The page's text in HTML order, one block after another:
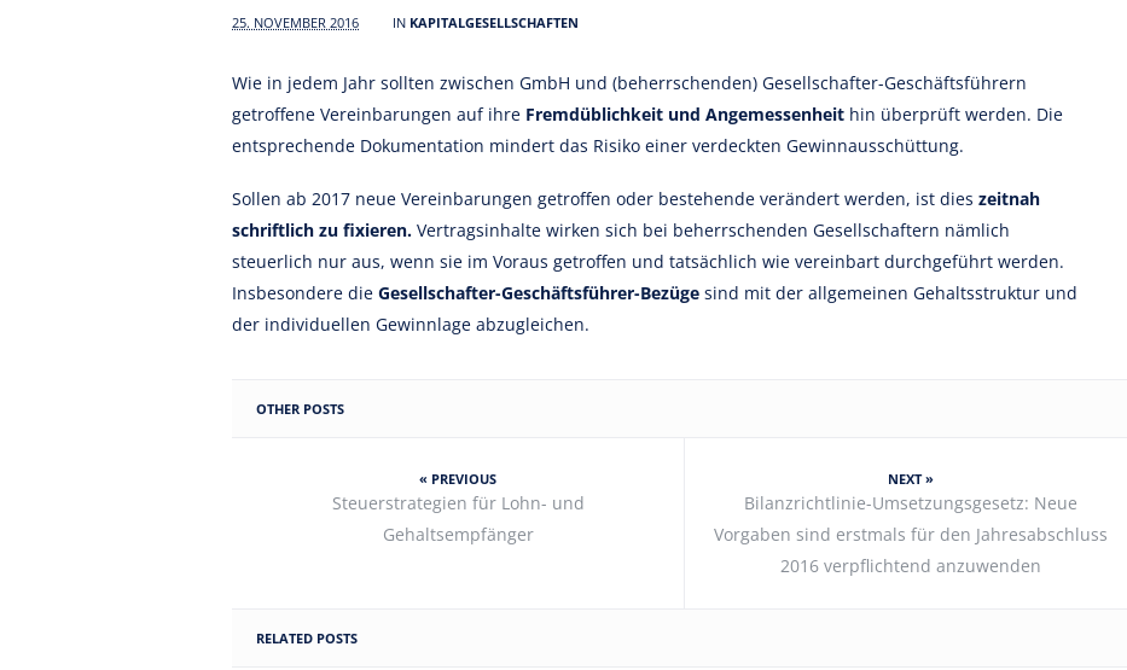
25. NOVEMBER 2016 IN KAPITALGESELLSCHAFTEN
Wie in jedem Jahr sollten zwischen GmbH und (beherrschenden) Gesellschafter-Geschäftsführern
getroffene Vereinbarungen auf ihre Fremdüblichkeit und Angemessenheit hin überprüft werden. Die
entsprechende Dokumentation mindert das Risiko einer verdeckten Gewinnausschüttung.
Sollen ab 2017 neue Vereinbarungen getroffen oder bestehende verändert werden, ist dies zeitnah
schriftlich zu fixieren. Vertragsinhalte wirken sich bei beherrschenden Gesellschaftern nämlich
steuerlich nur aus, wenn sie im Voraus getroffen und tatsächlich wie vereinbart durchgeführt werden.
Insbesondere die Gesellschafter-Geschäftsführer-Bezüge sind mit der allgemeinen Gehaltsstruktur und
der individuellen Gewinnlage abzugleichen.
OTHER POSTS
« PREVIOUS
Steuerstrategien für Lohn- und
Gehaltsempfänger
NEXT »
Bilanzrichtlinie-Umsetzungsgesetz: Neue
Vorgaben sind erstmals für den Jahresabschluss
2016 verpflichtend anzuwenden
RELATED POSTS